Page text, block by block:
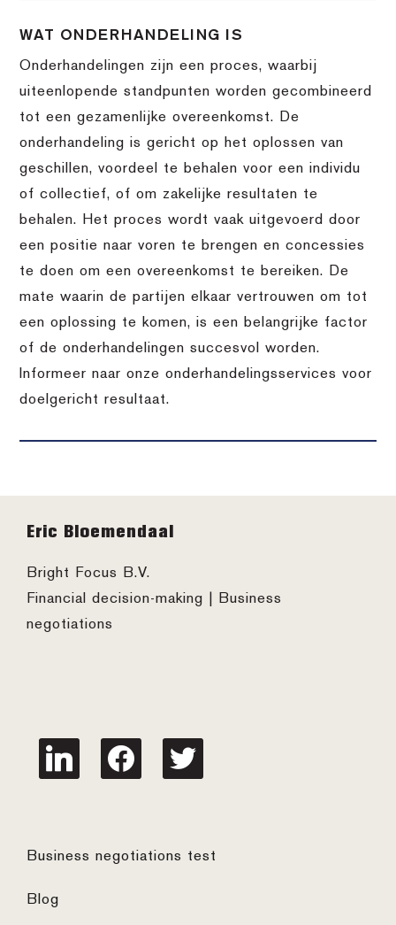
WAT ONDERHANDELING IS
Onderhandelingen zijn een proces, waarbij
uiteenlopende standpunten worden gecombineerd
tot een gezamenlijke overeenkomst. De
onderhandeling is gericht op het oplossen van
geschillen, voordeel te behalen voor een individu
of collectief, of om zakelijke resultaten te
behalen. Het proces wordt vaak uitgevoerd door
een positie naar voren te brengen en concessies
te doen om een overeenkomst te bereiken. De
mate waarin de partijen elkaar vertrouwen om tot
een oplossing te komen, is een belangrijke factor
of de onderhandelingen succesvol worden.
Informeer naar onze onderhandelingsservices voor
doelgericht resultaat.
Footer
Eric Bloemendaal
Bright Focus B.V.
Financial decision-making | Business
negotiations
linkedin facebook twitter
Business negotiations test
Blog